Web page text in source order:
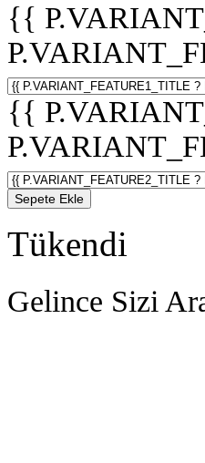
{{
{{
Sepete Ekle
Tükendi
Gelince Sizi